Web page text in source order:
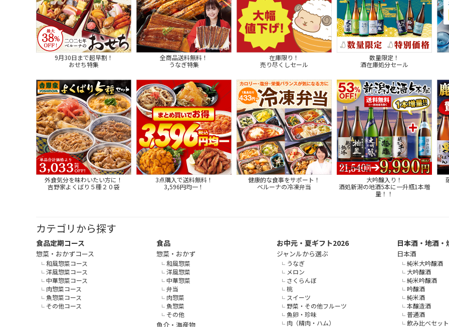
9月30日まで超早割！
おせち特集
全商品送料無料！
うなぎ特集
在庫限り！
売り尽くしセール
数量限定！
酒在庫処分セール
外食気分を味わいたい方に！
吉野家よくばり５種２０袋
3点購入で送料無料！
3,596円均一！
健康的な食事をサポート！
ベルーナの冷凍弁当
大吟醸入り！
酒処新潟の地酒5本に一升瓶1本増
量！！
カテゴリから探す
食品定期コース
惣菜・おかずコース
和風惣菜コース
洋風惣菜コース
中華惣菜コース
肉惣菜コース
魚惣菜コース
その他コース
食品
惣菜・おかず
和風惣菜
洋風惣菜
中華惣菜
弁当
肉惣菜
魚惣菜
その他
魚介・海産物
お中元・夏ギフト2026
ジャンルから選ぶ
うなぎ
メロン
さくらんぼ
桃
スイーツ
野菜・その他フルーツ
魚卵・珍味
肉（精肉・ハム）
日本酒・地酒・
日本酒
純米大吟醸酒
大吟醸酒
純米吟醸酒
吟醸酒
純米酒
本醸造酒
普通酒
飲み比べセット